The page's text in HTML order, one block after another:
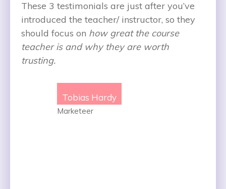
These 3 testimonials are just after you’ve
introduced the teacher/ instructor, so they
should focus on how great the course
teacher is and why they are worth
trusting.
Tobias Hardy
Marketeer